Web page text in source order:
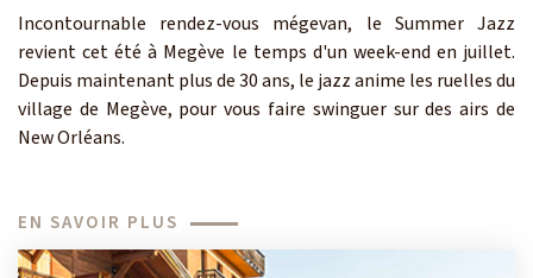
Incontournable rendez-vous mégevan, le Summer Jazz
revient cet été à Megève le temps d'un week-end en juillet.
Depuis maintenant plus de 30 ans, le jazz anime les ruelles du
village de Megève, pour vous faire swinguer sur des airs de
New Orléans.
EN SAVOIR PLUS